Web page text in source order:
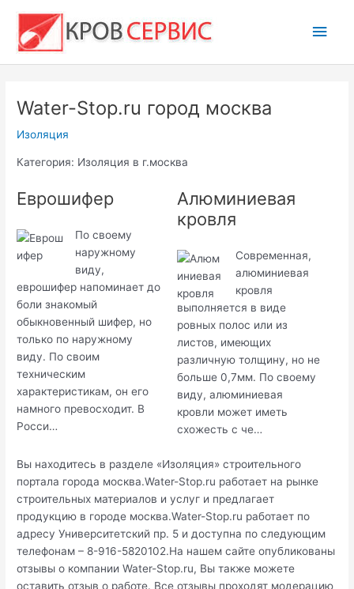
содержимому
Water-Stop.ru город москва
Изоляция
Категория: Изоляция в г.москва
Еврошифер
По своему
наружному
виду,
еврошифер напоминает до
боли знакомый
обыкновенный шифер, но
только по наружному
виду. По своим
техническим
характеристикам, он его
намного превосходит. В
Росси…
Алюминиевая
кровля
Современная,
алюминиевая
кровля
выполняется в виде
ровных полос или из
листов, имеющих
различную толщину, но не
больше 0,7мм. По своему
виду, алюминиевая
кровли может иметь
схожесть с че…
Вы находитесь в разделе «Изоляция» строительного
портала города москва.Water-Stop.ru работает на рынке
строительных материалов и услуг и предлагает
продукцию в городе москва.Water-Stop.ru работает по
адресу Университетский пр. 5 и доступна по следующим
телефонам – 8-916-5820102.На нашем сайте опубликованы
отзывы о компании Water-Stop.ru, Вы также можете
оставить отзыв о работе. Все отзывы проходят модерацию